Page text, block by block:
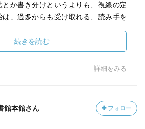
か書き分けというよりも、視線の定
は」過多からも受け取れる、読み手を
自身のことも信じきれていないので
まうほど。
も同じことを言われながら「いちばん
受賞作。
続きを読む
詳細をみる
館本館さん フォロー